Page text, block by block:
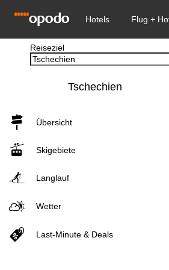
Reiseziel
Tschechien
Übersicht
Skigebiete
Langlauf
Wetter
Last-Minute & Deals